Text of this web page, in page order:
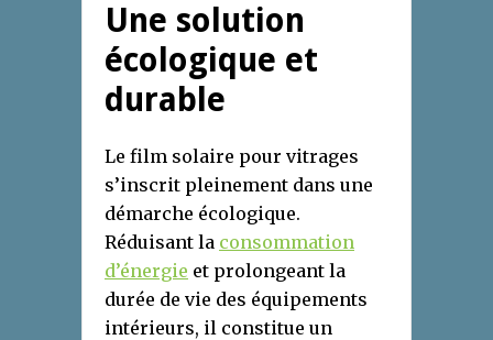
Une solution
écologique et
durable
Le film solaire pour vitrages
s’inscrit pleinement dans une
démarche écologique.
Réduisant la consommation
d’énergie et prolongeant la
durée de vie des équipements
intérieurs, il constitue un